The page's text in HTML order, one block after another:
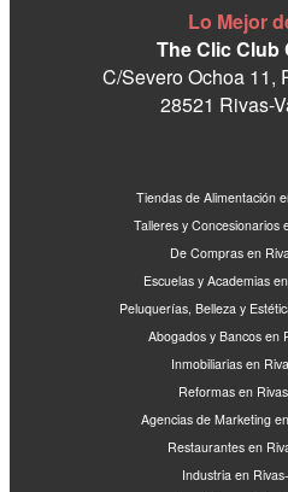
Lo Mejor
The Clic Club
C/Severo Ochoa 11,
28521 Rivas-
Tiendas de Alimentación
Talleres y Concesionarios
De Compras en
Escuelas y Academias
Peluquerías, Belleza y
Abogados y Bancos en
Inmobiliarias en
Reformas en
Agencias de Marketing
Restaurantes en
Industria en